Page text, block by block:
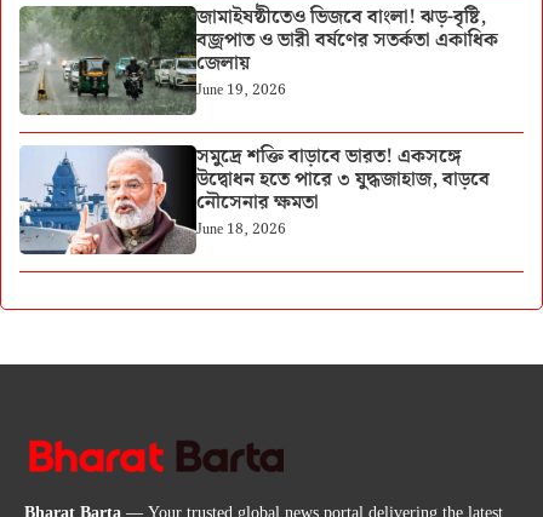
জামাইষষ্ঠীতেও ভিজবে বাংলা! ঝড়-বৃষ্টি,
বজ্রপাত ও ভারী বর্ষণের সতর্কতা একাধিক
জেলায়
June 19, 2026
সমুদ্রে শক্তি বাড়াবে ভারত! একসঙ্গে
উদ্বোধন হতে পারে ৩ যুদ্ধজাহাজ, বাড়বে
নৌসেনার ক্ষমতা
June 18, 2026